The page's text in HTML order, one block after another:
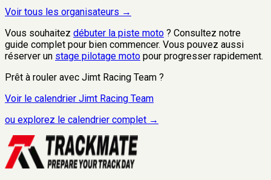
Voir tous les organisateurs →
Vous souhaitez débuter la piste moto ? Consultez notre
guide complet pour bien commencer. Vous pouvez aussi
réserver un stage pilotage moto pour progresser rapidement.
Prêt à rouler avec Jimt Racing Team ?
Voir le calendrier Jimt Racing Team
ou explorez le calendrier complet →